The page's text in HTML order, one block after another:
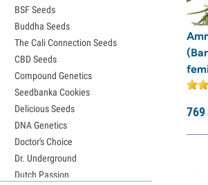
769
Sensation Seeds
Sensi Seeds (30)
Serious Seeds
Silent Seeds
Soma Seeds (5)
Spliff Seeds (15)
Strain Hunters (7)
Sumo Seeds (8)
Semena Chemdawg
Semena Hindu Kush
Semena Mimosa
BSF Seeds
Buddha Seeds
The Cali Connection Seeds
CBD Seeds
Compound Genetics
Seedbanka Cookies
Delicious Seeds
DNA Genetics
Doctor's Choice
Dr. Underground
Dutch Passion